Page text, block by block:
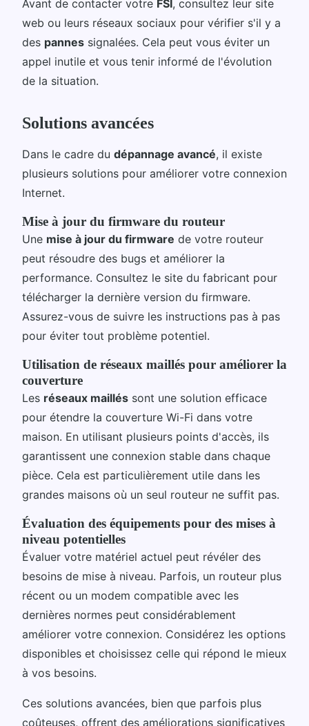
Avant de contacter votre FSI , consultez leur site
web ou leurs réseaux sociaux pour vérifier s'il y a
des pannes signalées. Cela peut vous éviter un
appel inutile et vous tenir informé de l'évolution
de la situation.
Solutions avancées
Dans le cadre du dépannage avancé, il existe
plusieurs solutions pour améliorer votre connexion
Internet.
Mise à jour du firmware du routeur
Une mise à jour du firmware de votre routeur
peut résoudre des bugs et améliorer la
performance. Consultez le site du fabricant pour
télécharger la dernière version du firmware.
Assurez-vous de suivre les instructions pas à pas
pour éviter tout problème potentiel.
Utilisation de réseaux maillés pour améliorer la
couverture
Les réseaux maillés sont une solution efficace
pour étendre la couverture Wi-Fi dans votre
maison. En utilisant plusieurs points d'accès, ils
garantissent une connexion stable dans chaque
pièce. Cela est particulièrement utile dans les
grandes maisons où un seul routeur ne suffit pas.
Évaluation des équipements pour des mises à
niveau potentielles
Évaluer votre matériel actuel peut révéler des
besoins de mise à niveau. Parfois, un routeur plus
récent ou un modem compatible avec les
dernières normes peut considérablement
améliorer votre connexion. Considérez les options
disponibles et choisissez celle qui répond le mieux
à vos besoins.
Ces solutions avancées, bien que parfois plus
coûteuses, offrent des améliorations significatives